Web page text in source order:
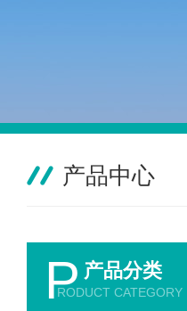
产品中心
P 产品分类
RODUCT CATEGORY